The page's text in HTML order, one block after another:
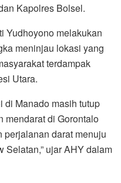
Kapolres Bolsel.
Yudhoyono melakukan
meninjau lokasi yang
terdampak
Utara.
di Manado masih tutup
mendarat di Gorontalo
perjalanan darat menuju
Selatan,” ujar AHY dalam